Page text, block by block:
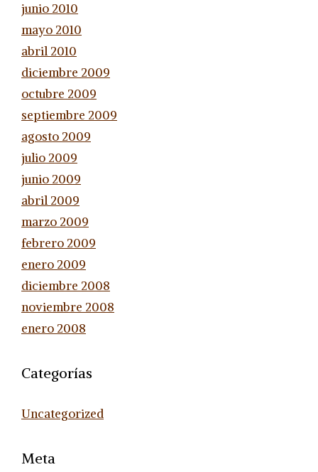
junio 2010
mayo 2010
abril 2010
diciembre 2009
octubre 2009
septiembre 2009
agosto 2009
julio 2009
junio 2009
abril 2009
marzo 2009
febrero 2009
enero 2009
diciembre 2008
noviembre 2008
enero 2008
Categorías
Uncategorized
Meta